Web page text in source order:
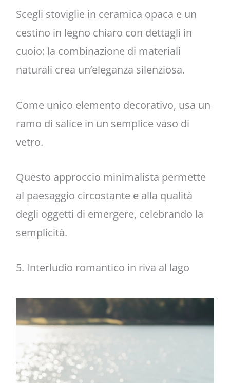
Scegli stoviglie in ceramica opaca e un
cestino in legno chiaro con dettagli in
cuoio: la combinazione di materiali
naturali crea un’eleganza silenziosa.
Come unico elemento decorativo, usa un
ramo di salice in un semplice vaso di
vetro.
Questo approccio minimalista permette
al paesaggio circostante e alla qualità
degli oggetti di emergere, celebrando la
semplicità.
5. Interludio romantico in riva al lago